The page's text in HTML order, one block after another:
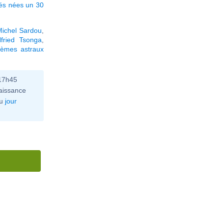
nées un 30
Sardou
Tsonga
astraux
jour